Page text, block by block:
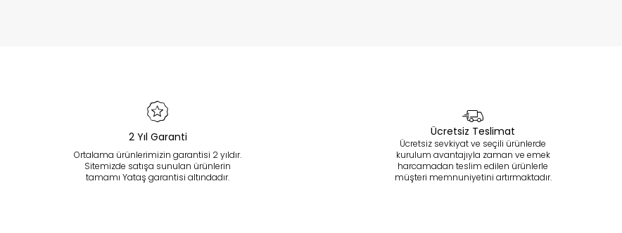
2 Yıl Garanti
Ortalama ürünlerimizin garantisi 2 yıldır.
Sitemizde satışa sunulan ürünlerin
tamamı Yataş garantisi altındadır.
Ücretsiz Teslimat
Ücretsiz sevkiyat ve seçili ürünlerde
kurulum avantajıyla zaman ve emek
harcamadan teslim edilen ürünlerle
müşteri memnuniyetini artırmaktadır.